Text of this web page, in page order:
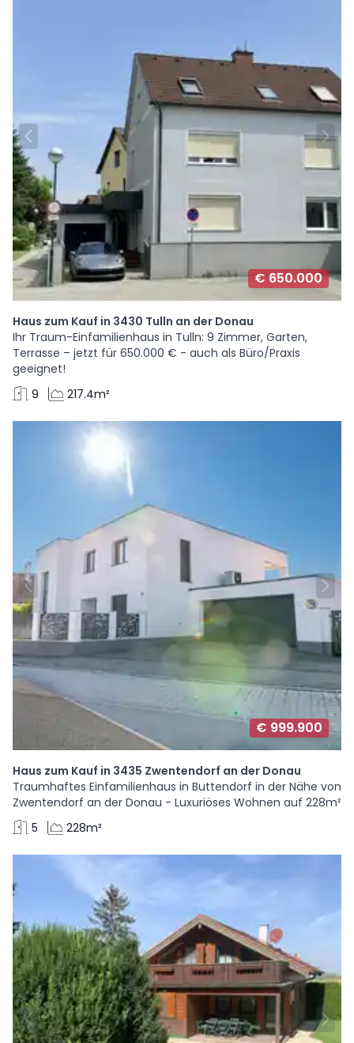
€ 650.000
Haus zum Kauf in 3430 Tulln an der Donau
Ihr Traum-Einfamilienhaus in Tulln: 9 Zimmer, Garten,
Terrasse – jetzt für 650.000 € - auch als Büro/Praxis
geeignet!
9
217.4m²
€ 999.900
Haus zum Kauf in 3435 Zwentendorf an der Donau
Traumhaftes Einfamilienhaus in Buttendorf in der Nähe von
Zwentendorf an der Donau - Luxuriöses Wohnen auf 228m²
5
228m²